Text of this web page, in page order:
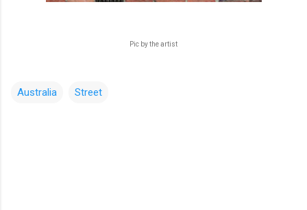
Pic by the artist
Australia Street